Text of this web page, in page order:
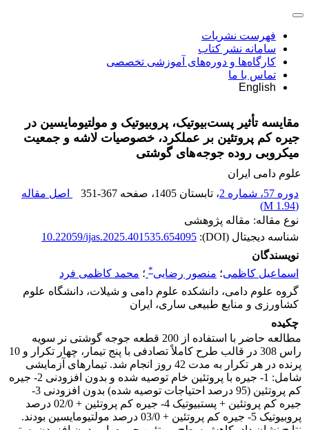
فهرست نشریات
سامانه نشر کتاب
کارگاه‌ها و دوره‌های آموزشی تخصصی
تماس با ما
English
مقایسه تأثیر پست‌بیوتیک، پروبیوتیک و مولتیومایسین در
جیره کم پروتئین بر عملکرد، خصوصیات لاشه و جمعیت
میکروبی روده جوجه‌های گوشتی
علوم دامی ایران
دوره 57، شماره 2
، تابستان 1405 ، صفحه 351-367
اصل مقاله
(
1.94 M
)
نوع مقاله: مقاله پژوهشی
شناسه دیجیتال (DOI):
10.22059/ijas.2025.401535.654095
نویسندگان
اسماعیل کاظمی؛ منصور رضایی* ؛ محمد کاظمی فرد
گروه علوم دامی، دانشکده علوم دامی و شیلات، دانشگاه علوم
کشاورزی و منابع طبیعی ساری، ایران
چکیده
مطالعه حاضر با استفاده از 200 قطعه جوجه گوشتی نر سویه
راس 308 در قالب طرح کاملاً تصادفی با پنج تیمار، چهار تکرار و 10
پرنده در هر تکرار به مدت 42 روز انجام شد.
تیمارهای آزمایشی
شامل: 1- جیره با پروتئین خام توصیه شده و بدون افزودنی 2- جیره
کم پروتئین (95 درصد احتیاجات توصیه شده) بدون افزودنی 3-
جیره کم پروتئین + پست­بیوتیک 4- جیره کم پروتئین + 02/0 درصد
پروبیوتیک 5- جیره کم پروتئین + 03/0 درصد مولتیو­مایسین بودند.